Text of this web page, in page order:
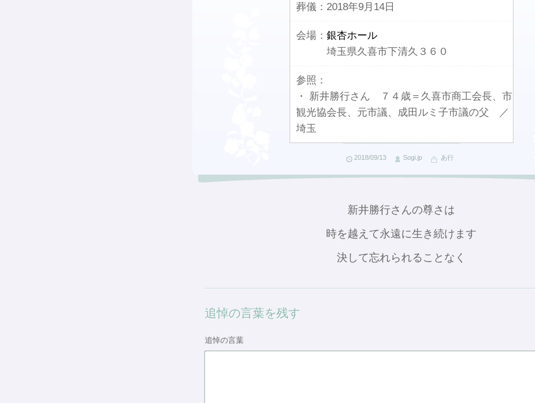
葬儀： 2018年9月14日
会場： 銀杏ホール
埼玉県久喜市下清久３６０
参照：
・ 新井勝行さん ７４歳＝久喜市商工会長、市
観光協会長、元市議、成田ルミ子市議の父 ／
埼玉
2018/09/13 Sogi.jp あ行
新井勝行さんの尊さは
時を越えて永遠に生き続けます
決して忘れられることなく
追悼の言葉を残す
追悼の言葉